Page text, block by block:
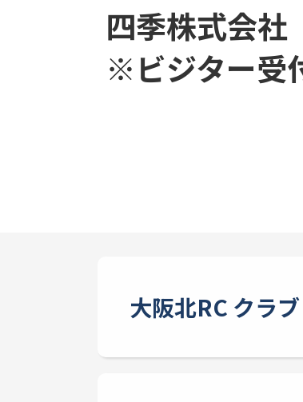
四季株式会
※ビジター受
大阪北RC クラ